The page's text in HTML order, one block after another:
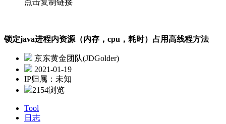
点击复制链接
锁定java进程内资源（内存，cpu，耗时）占用高线程方法
京东黄金团队(JDGolder)
2021-01-19
IP归属：未知
2154浏览
Tool
日志